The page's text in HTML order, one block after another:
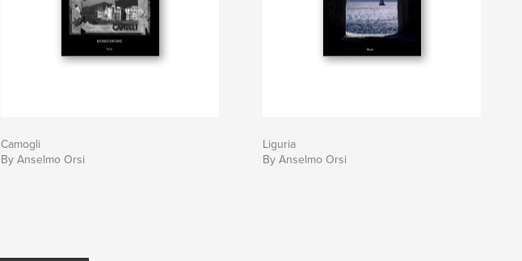
Camogli
By Anselmo Orsi
Liguria
By Anselmo Orsi